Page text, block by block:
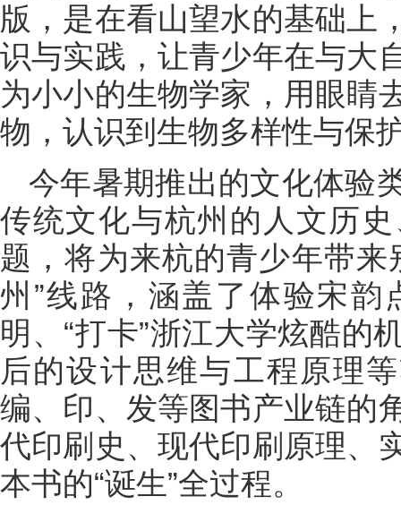
版，是在看山望水的基础上
识与实践，让青少年在与大
为小小的生物学家，用眼睛
物，认识到生物多样性与保
今年暑期推出的文化体验
传统文化与杭州的人文历
题，将为来杭的青少年带
州”线路，涵盖了体验宋
明、“打卡”浙江大学炫酷的
后的设计思维与工程原理
编、印、发等图书产业链的
代印刷史、现代印刷原理、
本书的“诞生”全过程。